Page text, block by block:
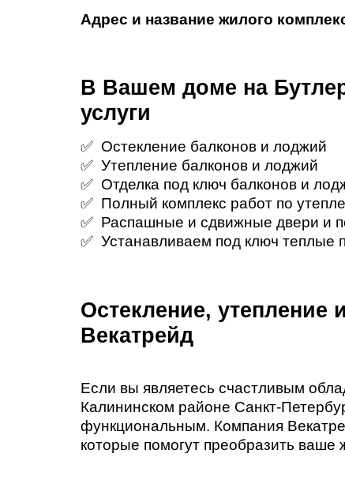
Адрес и название жилого
В Вашем доме на
услуги
✅ Остекление балконов и лоджий
✅ Утепление балконов и лоджий
✅ Отделка под ключ балконов и
✅ Полный комплекс работ по
✅ Распашные и сдвижные двери и
✅ Устанавливаем под ключ теплые
Остекление, утепление
Векатрейд
Если вы являетесь счастливым
Калининском районе Санкт-
функциональным. Компания
которые помогут преобразить ваше